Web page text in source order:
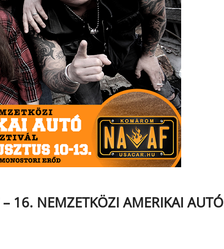
16. NEMZETKÖZI AMERIKAI AUTÓ